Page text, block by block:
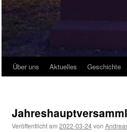
Über uns Aktuelles Geschichte
Veröffentlicht am 2022-03-24von